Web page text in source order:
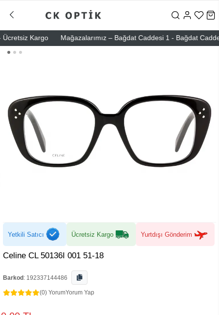
Kargo Mağazalarımız – Bağdat Caddesi 1 - Bağdat
Yetkili Satıcı Ücretsiz Kargo Yurtdışı Gönderim
Celine CL 50136I 001 51-18
Barkod : 192337144486
(0) YorumYorum Yap